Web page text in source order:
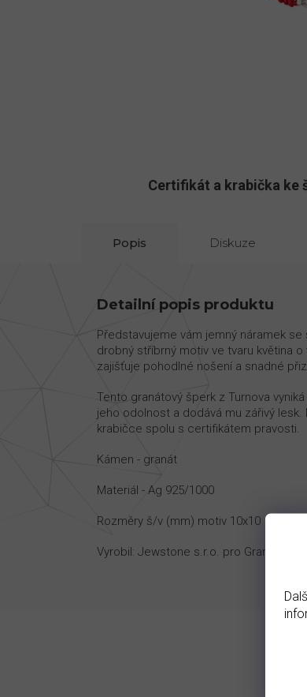
Certifikát a krabička ke
Popis Diskuze
Detailní popis produktu
Představujeme vám jemný náramek
drobný stříbrný motiv ve tvaru květina
zajišťuje pohodlné nošení a snadné
Tento granátový šperk z Turnova
jeho odolnost a dodává mu zářivý
krabičce spolu s certifikátem pravosti.
Kámen - granát
Materiál - Ag 925/1000
Rozměry š/v (mm) motiv 10x10
Vyrobil: Jewstone s.r.o. pro Granat-shop